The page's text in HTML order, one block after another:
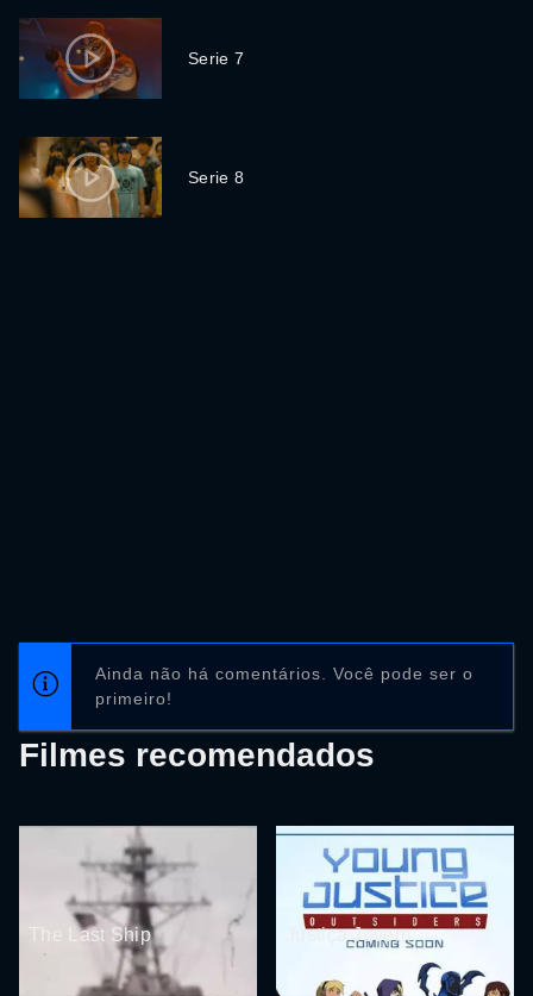
Serie 7
Serie 8
Ainda não há comentários. Você pode ser o
primeiro!
Filmes recomendados
The Last Ship Justiça Jovem